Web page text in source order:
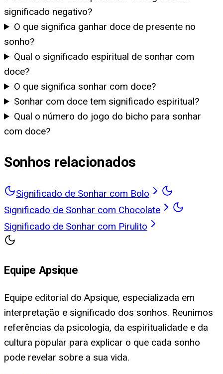
significado negativo?
O que significa ganhar doce de presente no
sonho?
Qual o significado espiritual de sonhar com
doce?
O que significa sonhar com doce?
Sonhar com doce tem significado espiritual?
Qual o número do jogo do bicho para sonhar
com doce?
Sonhos relacionados
Significado de Sonhar com Bolo
Significado de Sonhar com Chocolate
Significado de Sonhar com Pirulito
Equipe Apsique
Equipe editorial do Apsique, especializada em
interpretação e significado dos sonhos. Reunimos
referências da psicologia, da espiritualidade e da
cultura popular para explicar o que cada sonho
pode revelar sobre a sua vida.